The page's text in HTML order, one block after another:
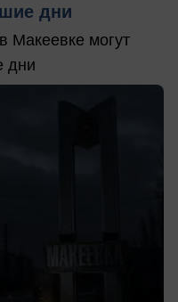
дни
Макеевке могут
дни